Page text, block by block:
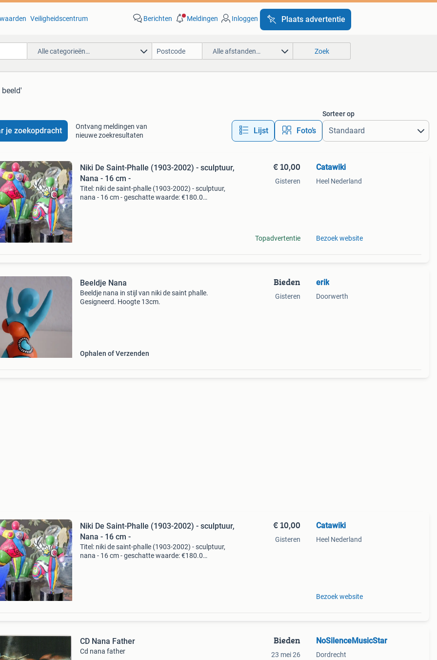
Veiligheidscentrum Berichten Meldingen Inloggen Plaats advertentie
Alle categorieën… Alle afstanden… Zoek
je zoekopdracht
Ontvang meldingen van
nieuwe zoekresultaten
Lijst Foto’s
Sorteer op
Niki De Saint-Phalle (1903-2002) - sculptuur,
Nana - 16 cm -
Titel: niki de saint-phalle (1903-2002) - sculptuur,
nana - 16 cm - geschatte waarde: €180.0
€ 10,00
Gisteren
Topadvertentie
Catawiki
Heel Nederland
Bezoek website
Beeldje Nana
Beeldje nana in stijl van niki de saint phalle.
Gesigneerd. Hoogte 13cm.
Ophalen of Verzenden
Bieden
Gisteren
erik
Doorwerth
Niki De Saint-Phalle (1903-2002) - sculptuur,
Nana - 16 cm -
Titel: niki de saint-phalle (1903-2002) - sculptuur,
nana - 16 cm - geschatte waarde: €180.0
€ 10,00
Gisteren
Catawiki
Heel Nederland
Bezoek website
CD Nana Father
Cd nana father
Bieden
23 mei 26
NoSilenceMusicStar
Dordrecht